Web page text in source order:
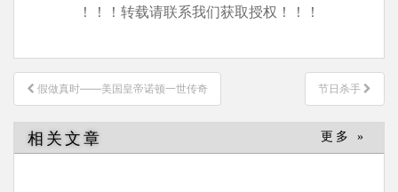
！！！转载请联系我们获取授权！！！
文
章
导
航
假做真时——美国皇帝诺顿一世传奇 节日杀手
相关文章 更多 »